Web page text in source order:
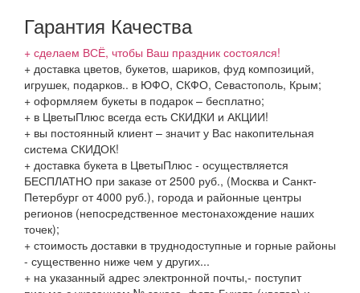
Гарантия Качества
+ сделаем ВСЁ, чтобы Ваш праздник состоялся!
+ доставка цветов, букетов, шариков, фуд композиций,
игрушек, подарков.. в ЮФО, СКФО, Севастополь, Крым;
+ оформляем букеты в подарок – бесплатно;
+ в ЦветыПлюс всегда есть СКИДКИ и АКЦИИ!
+ вы постоянный клиент – значит у Вас накопительная
система СКИДОК!
+ доставка букета в ЦветыПлюс - осуществляется
БЕСПЛАТНО при заказе от 2500 руб., (Москва и Санкт-
Петербург от 4000 руб.), города и районные центры
регионов (непосредственное местонахождение наших
точек);
+ стоимость доставки в труднодоступные и горные районы
- существенно ниже чем у других...
+ на указанный адрес электронной почты,- поступит